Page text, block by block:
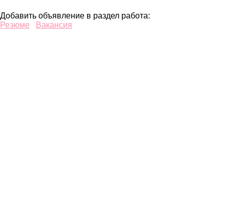
Добавить объявление в раздел работа:
Резюме
Вакансия